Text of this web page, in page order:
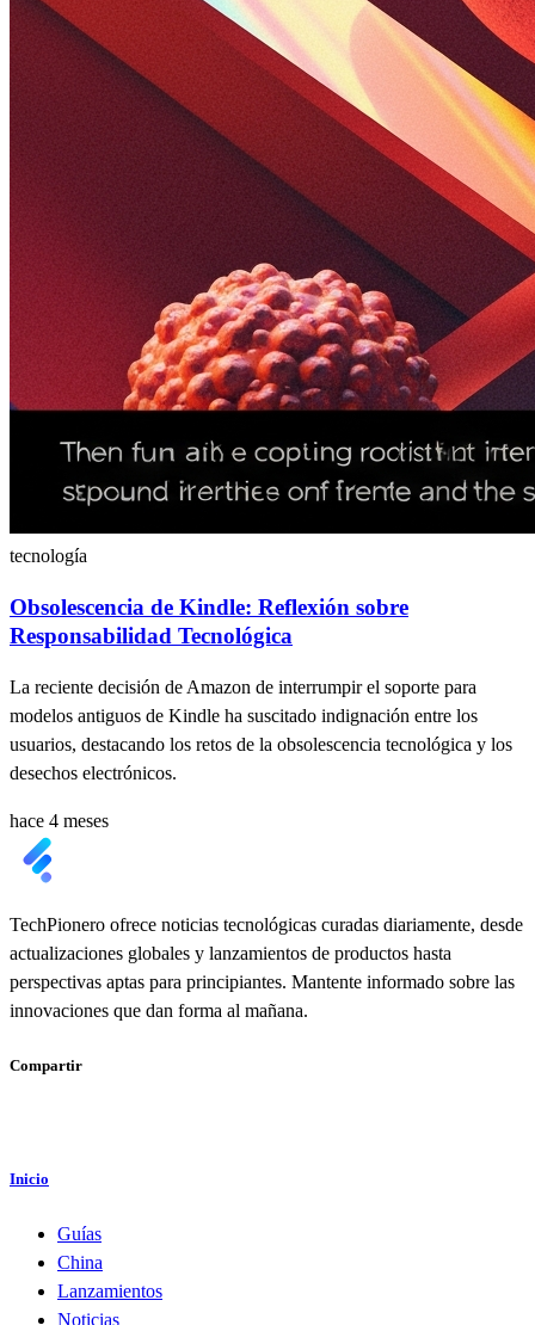
tecnología
Obsolescencia de Kindle: Reflexión sobre
Responsabilidad Tecnológica
La reciente decisión de Amazon de interrumpir el soporte para
modelos antiguos de Kindle ha suscitado indignación entre los
usuarios, destacando los retos de la obsolescencia tecnológica y los
desechos electrónicos.
hace 4 meses
TechPionero ofrece noticias tecnológicas curadas diariamente, desde
actualizaciones globales y lanzamientos de productos hasta
perspectivas aptas para principiantes. Mantente informado sobre las
innovaciones que dan forma al mañana.
Compartir
Inicio
Guías
China
Lanzamientos
Noticias